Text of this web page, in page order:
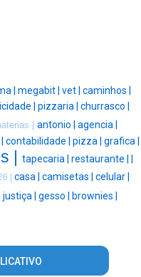
| megabit | vet | caminhos |
| pizzaria | churrasco |
| antonio | agencia |
contabilidade | pizza | grafica |
| tapecaria | restaurante | |
| casa | camisetas | celular |
justiça | gesso | brownies |